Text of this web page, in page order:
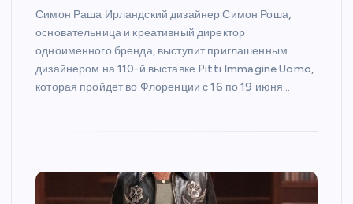
Симон Раша Ирландский дизайнер Симон Роша,
основательница и креативный директор
одноименного бренда, выступит приглашенным
дизайнером на 110-й выставке Pitti Immagine Uomo,
которая пройдет во Флоренции с 16 по 19 июня…